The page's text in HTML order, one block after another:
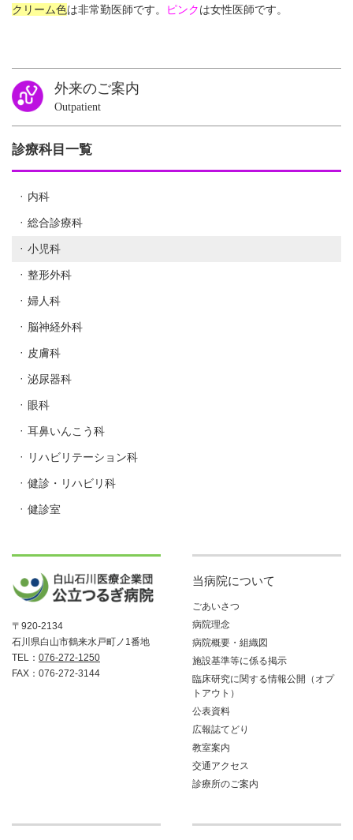
外来のご案内
Outpatient
診療科目一覧
内科
総合診療科
小児科
整形外科
婦人科
脳神経外科
皮膚科
泌尿器科
眼科
耳鼻いんこう科
リハビリテーション科
健診・リハビリ科
健診室
クリーム色は非常勤医師です。 ピンクは女性医師です。
〒920-2134
石川県白山市鶴来水戸町ノ1番地
TEL： 076-272-1250
FAX：076-272-3144
当病院について
ごあいさつ
病院理念
病院概要・組織図
施設基準等に係る掲示
臨床研究に関する情報公開（オプ
トアウト）
公表資料
広報誌てどり
教室案内
交通アクセス
診療所のご案内